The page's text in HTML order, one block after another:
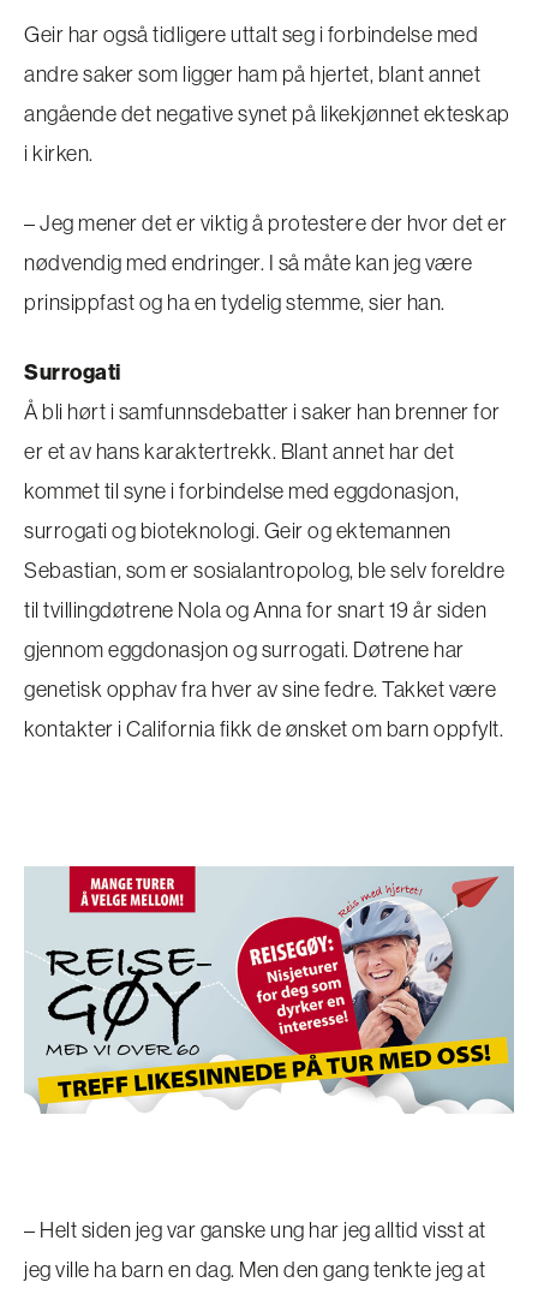
Geir har også tidligere uttalt seg i forbindelse med
andre saker som ligger ham på hjertet, blant annet
angående det negative synet på likekjønnet ekteskap
i kirken.
– Jeg mener det er viktig å protestere der hvor det er
nødvendig med endringer. I så måte kan jeg være
prinsippfast og ha en tydelig stemme, sier han.
Surrogati
Å bli hørt i samfunnsdebatter i saker han brenner for
er et av hans karaktertrekk. Blant annet har det
kommet til syne i forbindelse med eggdonasjon,
surrogati og bioteknologi. Geir og ektemannen
Sebastian, som er sosialantropolog, ble selv foreldre
til tvillingdøtrene Nola og Anna for snart 19 år siden
gjennom eggdonasjon og surrogati. Døtrene har
genetisk opphav fra hver av sine fedre. Takket være
kontakter i California fikk de ønsket om barn oppfylt.
– Helt siden jeg var ganske ung har jeg alltid visst at
jeg ville ha barn en dag. Men den gang tenkte jeg at